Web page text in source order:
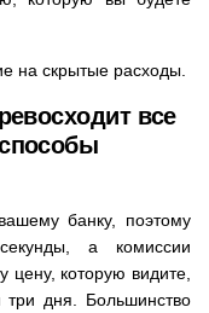
на скрытые расходы.
все
банку, поэтому
а комиссии
цену, которую видите,
три дня. Большинство